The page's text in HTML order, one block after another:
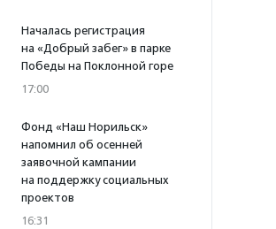
Началась регистрация
на «Добрый забег» в парке
Победы на Поклонной горе
17:00
Фонд «Наш Норильск»
напомнил об осенней
заявочной кампании
на поддержку социальных
проектов
16:31